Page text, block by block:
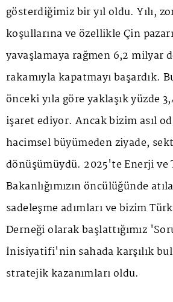
gösterdiğimiz bir yıl oldu. Yılı,
koşullarına ve özellikle Çin
yavaşlamaya rağmen 6,2 milyar
rakamıyla kapatmayı başardık.
önceki yıla göre yaklaşık yüzde
işaret ediyor. Ancak bizim asıl
hacimsel büyümeden ziyade,
dönüşümüydü. 2025'te Enerji ve
Bakanlığımızın öncülüğünde
sadeleşme adımları ve bizim
Derneği olarak başlattığımız
İnisiyatifi'nin sahada karşılık
stratejik kazanımları oldu.